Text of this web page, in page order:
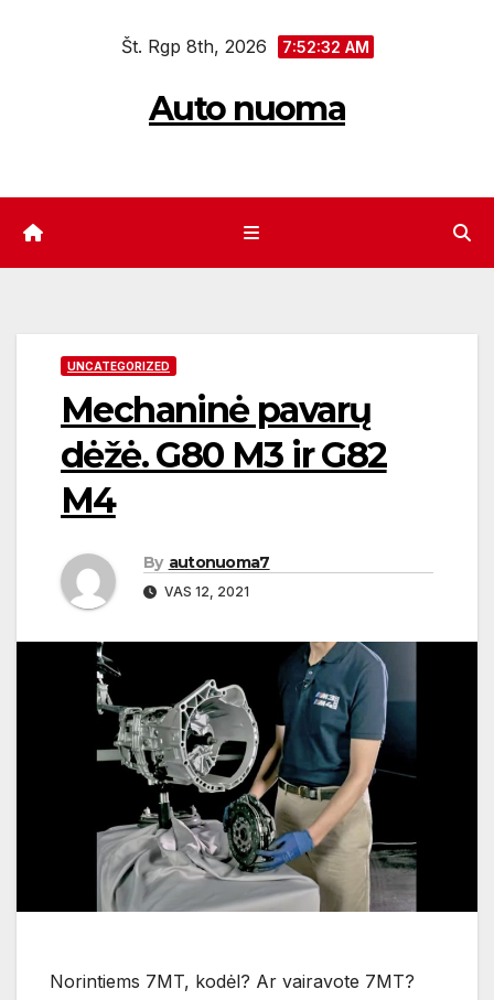
Št. Rgp 8th, 2026 7:52:33 AM
Auto nuoma
UNCATEGORIZED
Mechaninė pavarų
dėžė. G80 M3 ir G82
M4
By autonuoma7
VAS 12, 2021
Norintiems 7MT, kodėl? Ar vairavote 7MT?